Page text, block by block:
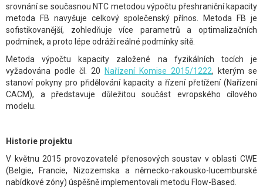
srovnání se současnou NTC metodou výpočtu přeshraniční kapacity
metoda FB navyšuje celkový společenský přínos. Metoda FB je
sofistikovanější, zohledňuje více parametrů a optimalizačních
podmínek, a proto lépe odráží reálné podmínky sítě.
Metoda výpočtu kapacity založené na fyzikálních tocích je
vyžadována podle čl. 20
Nařízení Komise 2015/1222, kterým se
stanoví pokyny pro přidělování kapacity a řízení přetížení (Nařízení
CACM), a představuje důležitou součást evropského cílového
modelu.
Historie projektu
V květnu 2015 provozovatelé přenosových soustav v oblasti CWE
(Belgie, Francie, Nizozemska a německo-rakousko-lucemburské
nabídkové zóny) úspěšně implementovali metodu Flow-Based.